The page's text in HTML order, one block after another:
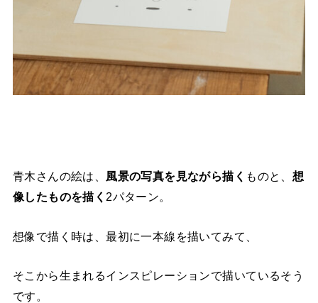
青木さんの絵は、 風景の写真を見ながら描く ものと、 想
像したものを描く 2パターン。
想像で描く時は、最初に一本線を描いてみて、
そこから生まれるインスピレーションで描いているそう
です。